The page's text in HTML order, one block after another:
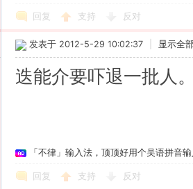
回复 支持 反对
发表于 2012-5-29 10:02:37 显示全
迭能介要吓退一批人
「不律」输入法，顶顶好用个吴语拼音
回复 支持 反对